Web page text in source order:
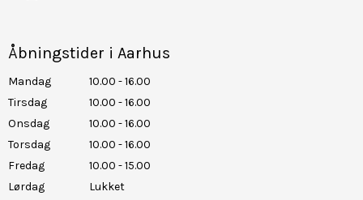
Åbningstider i Aarhus
Mandag
10.00 - 16.00
Tirsdag
10.00 - 16.00
Onsdag
10.00 - 16.00
Torsdag
10.00 - 16.00
Fredag
10.00 - 15.00
Lørdag
Lukket